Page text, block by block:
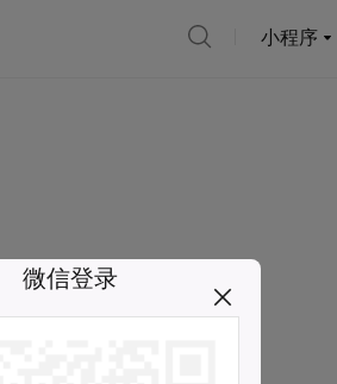
小程序
微信登录